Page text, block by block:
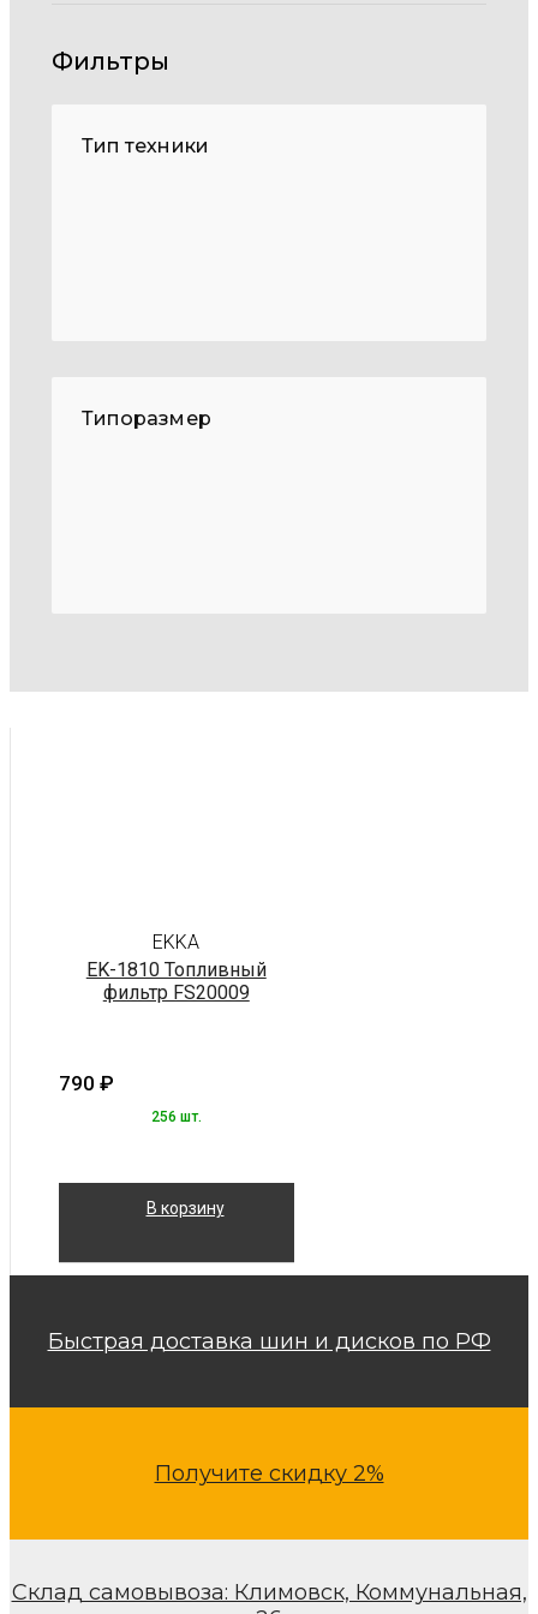
Фильтры
Тип техники
Типоразмер
EKKA
EK-1810 Топливный
фильтр FS20009
790 ₽
256 шт.
В корзину
Быстрая доставка шин и дисков по РФ
Получите скидку 2%
Склад самовывоза: Климовск, Коммунальная,